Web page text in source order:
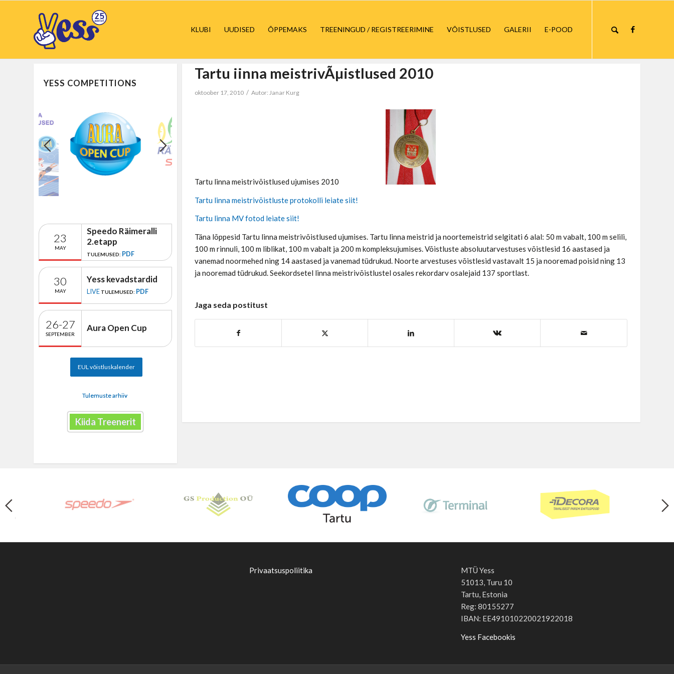
KLUBI UUDISED ÕPPEMAKS TREENINGUD / REGISTREERIMINE VÕISTLUSED GALERII E-POOD
Tartu iinna meistrivÃµistlused 2010
oktoober 17, 2010 / Autor:Janar Kurg
Tartu linna meistrivõistlused ujumises 2010
Tartu linna meistrivõistluste protokolli leiate siit!
Tartu linna MV fotod leiate siit!
Täna lõppesid Tartu linna meistrivõistlused ujumises. Tartu linna meistrid ja noortemeistrid selgitati 6 alal: 50 m vabalt, 100 m selili,
100 m rinnuli, 100 m liblikat, 100 m vabalt ja 200 m kompleksujumises. Võistluste absoluutarvestuses võistlesid 16 aastased ja
vanemad noormehed ning 14 aastased ja vanemad tüdrukud. Noorte arvestuses võistlesid vastavalt 15 ja nooremad poisid ning 13
ja nooremad tüdrukud. Seekordsetel linna meistrivõistlustel osales rekordarv osalejaid 137 sportlast.
Jaga seda postitust
YESS COMPETITIONS
23
MAY
Speedo Räimeralli
2.etapp
TULEMUSED: PDF
30
MAY
Yess kevadstardid
LIVE TULEMUSED: PDF
26-27
SEPTEMBER
Aura Open Cup
EUL võistluskalender
Tulemuste arhiiv
Kiida Treenerit
Privaatsuspoliitika
MTÜ Yess
51013, Turu 10
Tartu, Estonia
Reg: 80155277
IBAN: EE491010220021922018
Yess Facebookis